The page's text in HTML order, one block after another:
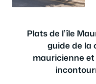
Plats de l’île
guide de la
mauricienne et